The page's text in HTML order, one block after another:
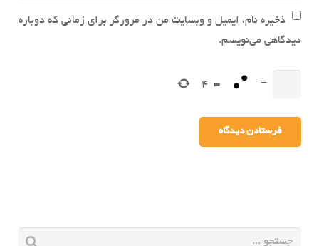
ذخیره نام، ایمیل و وبسایت من در مرورگر برای زمانی که دوباره
دیدگاهی می‌نویسم.
−
=
4